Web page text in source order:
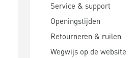
Service & support
Openingstijden
Retourneren & ruilen
Wegwijs op de website